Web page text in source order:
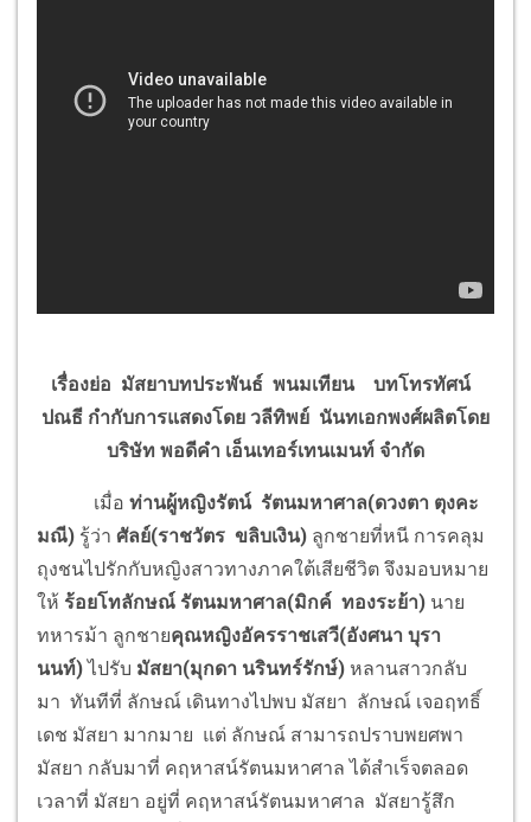
เรื่องย่อ มัสยาบทประพันธ์ พนมเทียน บทโทรทัศน์
ปณธี กำกับการแสดงโดย วลีทิพย์ นันทเอกพงศ์ผลิตโดย
บริษัท พอดีคำ เอ็นเทอร์เทนเมนท์ จำกัด
เมื่อ ท่านผู้หญิงรัตน์ รัตนมหาศาล(ดวงตา ตุงคะ
มณี) รู้ว่า ศัลย์(ราชวัตร ขลิบเงิน) ลูกชายที่หนี การคลุม
ถุงชนไปรักกับหญิงสาวทางภาคใต้เสียชีวิต จึงมอบหมาย
ให้ ร้อยโทลักษณ์ รัตนมหาศาล(มิกค์ ทองระย้า) นาย
ทหารม้า ลูกชายคุณหญิงอัครราชเสวี(อังศนา บุรา
นนท์)ไปรับ มัสยา(มุกดา นรินทร์รักษ์) หลานสาวกลับ
มา ทันทีที่ ลักษณ์ เดินทางไปพบ มัสยา ลักษณ์ เจอฤทธิ์
เดช มัสยา มากมาย แต่ ลักษณ์ สามารถปราบพยศพา
มัสยา กลับมาที่ คฤหาสน์รัตนมหาศาล ได้สำเร็จตลอด
เวลาที่ มัสยา อยู่ที่ คฤหาสน์รัตนมหาศาล มัสยารู้สึก